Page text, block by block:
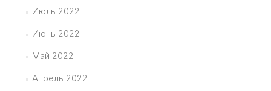
Июль 2022
Июнь 2022
Май 2022
Апрель 2022